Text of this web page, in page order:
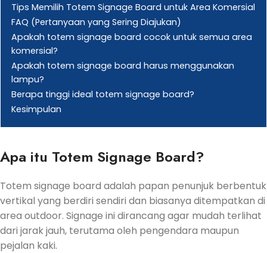
Tips Memilih Totem Signage Board untuk Area Komersial
FAQ (Pertanyaan yang Sering Diajukan)
Apakah totem signage board cocok untuk semua area
komersial?
Apakah totem signage board harus menggunakan
lampu?
Berapa tinggi ideal totem signage board?
Kesimpulan
Apa itu Totem Signage Board?
Totem signage board adalah papan penunjuk berbentuk
vertikal yang berdiri sendiri dan biasanya ditempatkan di
area outdoor. Signage ini dirancang agar mudah terlihat
dari jarak jauh, terutama oleh pengendara maupun
pejalan kaki.